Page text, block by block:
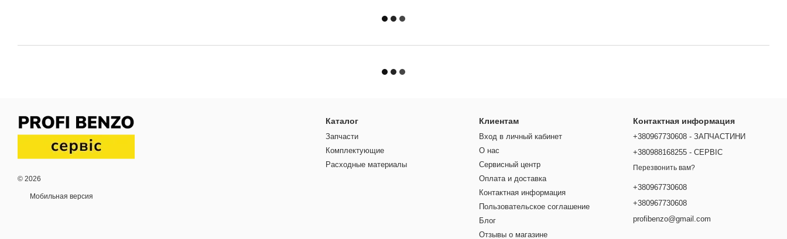
© 2026
Мобильная версия
Каталог
Запчасти
Комплектующие
Расходные материалы
Клиентам
Вход в личный кабинет
О нас
Сервисный центр
Оплата и доставка
Контактная информация
Пользовательское соглашение
Блог
Отзывы о магазине
Контактная информация
+380967730608 - ЗАПЧАСТИНИ
+380988168255 - СЕРВІС
Перезвонить вам?
+380967730608
+380967730608
profibenzo@gmail.com